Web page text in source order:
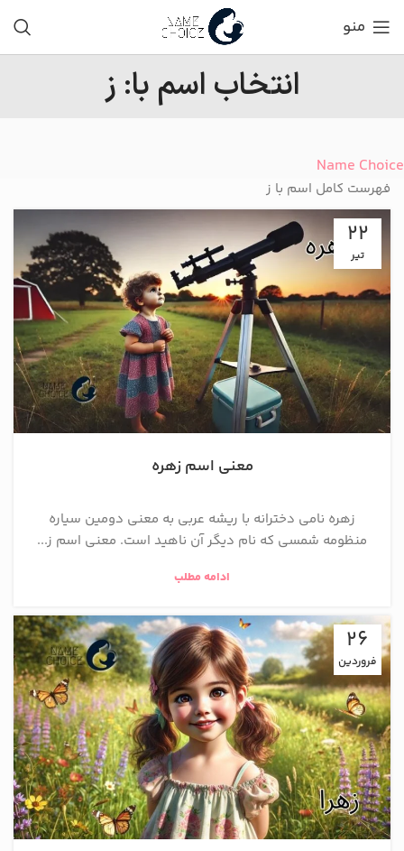
منو
انتخاب اسم با: ز
Name Choice
فهرست کامل اسم با ز
22
تیر
معنی اسم زهره
زهره نامی دخترانه با ریشه عربی به معنی دومین سیاره
منظومه شمسی که نام دیگر آن ناهید است. معنی اسم ز...
ادامه مطلب
26
فروردین